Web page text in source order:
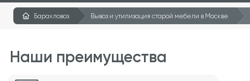
Барахловоз Вывоз и утилизация старой мебели в Москве
Наши преимущества